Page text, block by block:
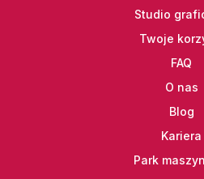
Studio
Twoje
FAQ
O nas
Blog
Kariera
Park